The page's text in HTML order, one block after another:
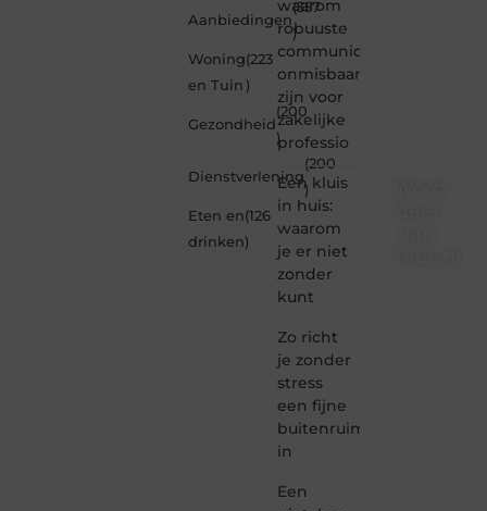
Aanbiedingen
(357
)
Woning
en Tuin
(223
)
Gezondheid
(200
)
Dienstverlening
(200
)
Eten en
drinken
(126
)
waarom
robuuste
communicatiemiddelen
onmisbaar
zijn voor
zakelijke
professio
Een kluis
in huis:
waarom
je er niet
zonder
kunt
Zo richt
je zonder
stress
een fijne
buitenruimte
in
Een